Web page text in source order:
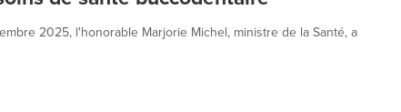
2025, l'honorable Marjorie Michel, ministre de la Santé, a